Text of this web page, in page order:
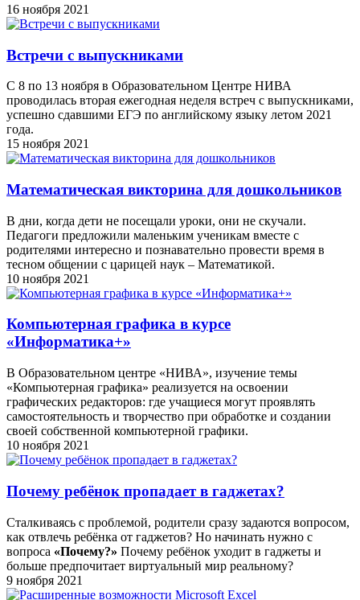
16 ноября 2021
Встречи с выпускниками
С 8 по 13 ноября в Образовательном Центре НИВА
проводилась вторая ежегодная неделя встреч с выпускниками,
успешно сдавшими ЕГЭ по английскому языку летом 2021
года.
15 ноября 2021
Математическая викторина для дошкольников
В дни, когда дети не посещали уроки, они не скучали.
Педагоги предложили маленьким ученикам вместе с
родителями интересно и познавательно провести время в
тесном общении с царицей наук – Математикой.
10 ноября 2021
Компьютерная графика в курсе
«Информатика+»
В Образовательном центре «НИВА», изучение темы
«Компьютерная графика» реализуется на освоении
графических редакторов: где учащиеся могут проявлять
самостоятельность и творчество при обработке и создании
своей собственной компьютерной графики.
10 ноября 2021
Почему ребёнок пропадает в гаджетах?
Сталкиваясь с проблемой, родители сразу задаются вопросом,
как отвлечь ребёнка от гаджетов? Но начинать нужно с
вопроса «Почему?» Почему ребёнок уходит в гаджеты и
больше предпочитает виртуальный мир реальному?
9 ноября 2021